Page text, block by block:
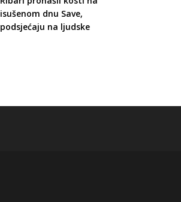
isušenom dnu Save,
podsjećaju na ljudske